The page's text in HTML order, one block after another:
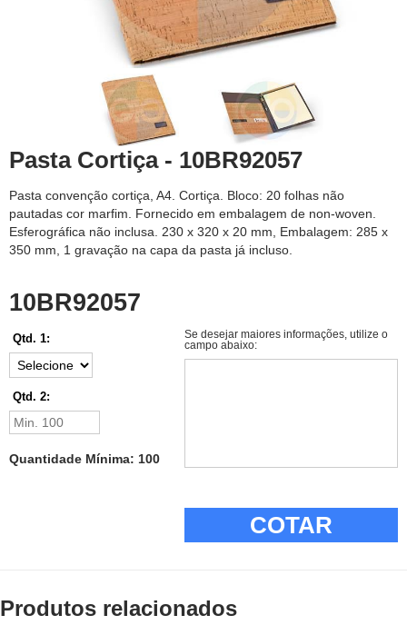
Pasta Cortiça - 10BR92057
Pasta convenção cortiça, A4. Cortiça. Bloco: 20 folhas não
pautadas cor marfim. Fornecido em embalagem de non-woven.
Esferográfica não inclusa. 230 x 320 x 20 mm, Embalagem: 285 x
350 mm, 1 gravação na capa da pasta já incluso.
10BR92057
Qtd. 1:
Qtd. 2:
Quantidade Mínima: 100
Se desejar maiores informações, utilize o
campo abaixo:
COTAR
Produtos relacionados